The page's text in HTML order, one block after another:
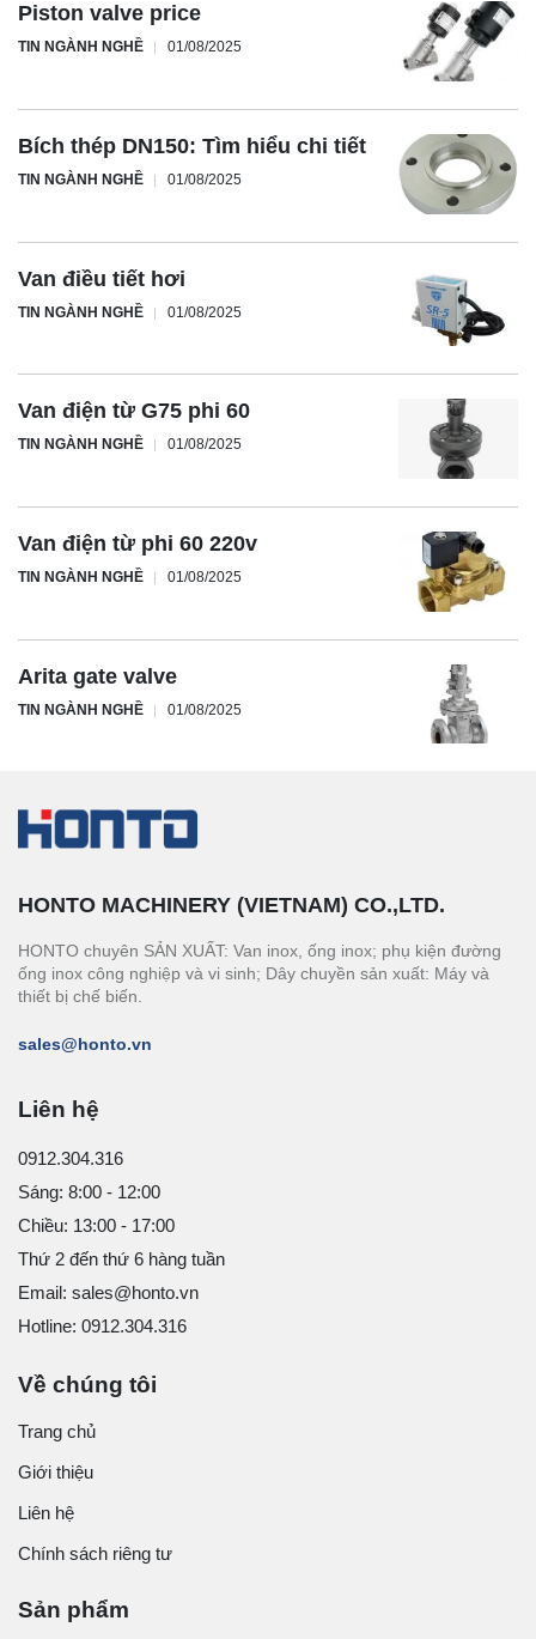
Piston valve price
TIN NGÀNH NGHỀ 01/08/2025
Bích thép DN150: Tìm hiểu chi tiết
TIN NGÀNH NGHỀ 01/08/2025
Van điều tiết hơi
TIN NGÀNH NGHỀ 01/08/2025
Van điện từ G75 phi 60
TIN NGÀNH NGHỀ 01/08/2025
Van điện từ phi 60 220v
TIN NGÀNH NGHỀ 01/08/2025
Arita gate valve
TIN NGÀNH NGHỀ 01/08/2025
HONTO MACHINERY (VIETNAM) CO.,LTD.
HONTO chuyên SẢN XUẤT: Van inox, ống inox; phụ kiện đường
ống inox công nghiệp và vi sinh; Dây chuyền sản xuất: Máy và
thiết bị chế biến.
sales@honto.vn
Liên hệ
0912.304.316
Sáng: 8:00 - 12:00
Chiều: 13:00 - 17:00
Thứ 2 đến thứ 6 hàng tuần
Email: sales@honto.vn
Hotline: 0912.304.316
Về chúng tôi
Trang chủ
Giới thiệu
Liên hệ
Chính sách riêng tư
Sản phẩm